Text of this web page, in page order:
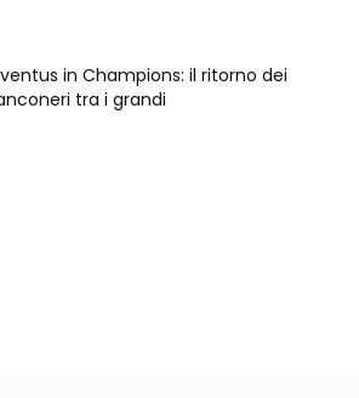
in Champions: il ritorno dei
tra i grandi